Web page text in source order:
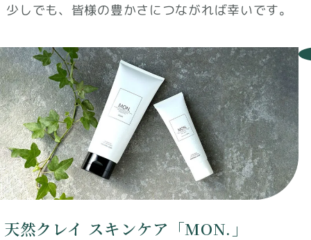
少しでも、皆様の豊かさにつながれば幸いです。
天然クレイ スキンケア「MON.」